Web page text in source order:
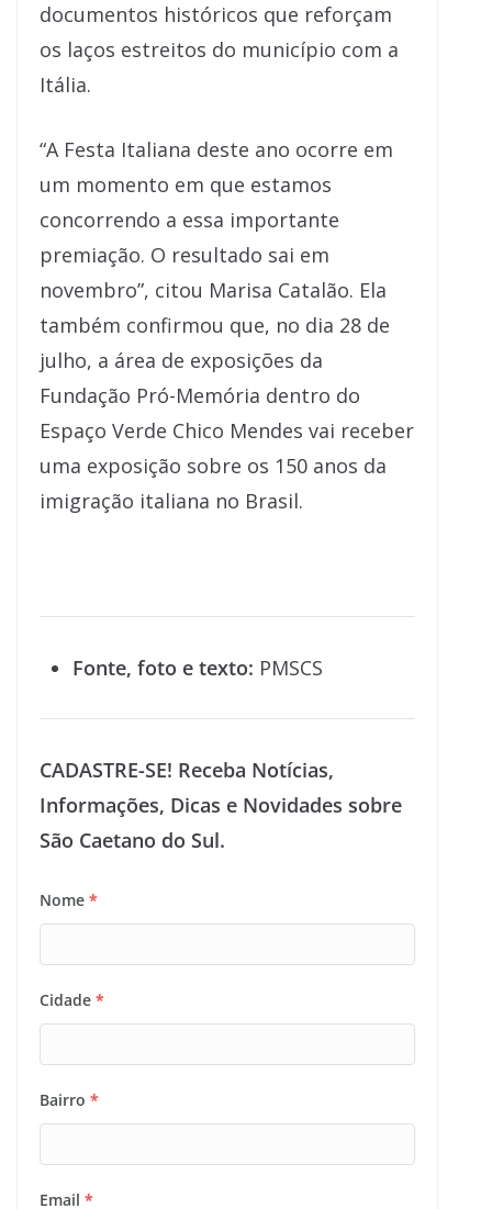
documentos históricos que reforçam
os laços estreitos do município com a
Itália.
“A Festa Italiana deste ano ocorre em
um momento em que estamos
concorrendo a essa importante
premiação. O resultado sai em
novembro”, citou Marisa Catalão. Ela
também confirmou que, no dia 28 de
julho, a área de exposições da
Fundação Pró-Memória dentro do
Espaço Verde Chico Mendes vai receber
uma exposição sobre os 150 anos da
imigração italiana no Brasil.
Fonte, foto e texto: PMSCS
CADASTRE-SE! Receba Notícias,
Informações, Dicas e Novidades sobre
São Caetano do Sul.
Nome *
Cidade *
Bairro *
Email *